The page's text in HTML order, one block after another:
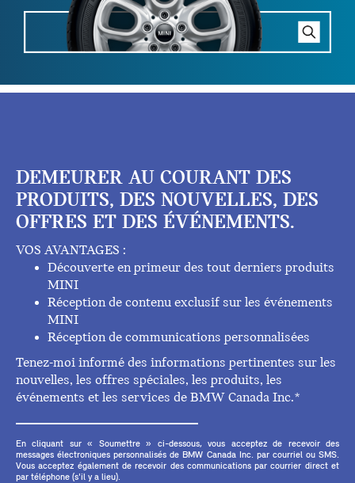
DEMEURER AU COURANT DES
PRODUITS, DES NOUVELLES, DES
OFFRES ET DES ÉVÉNEMENTS.
VOS AVANTAGES :
Découverte en primeur des tout derniers produits
MINI
Réception de contenu exclusif sur les événements
MINI
Réception de communications personnalisées
Tenez-moi informé des informations pertinentes sur les
nouvelles, les offres spéciales, les produits, les
événements et les services de BMW Canada Inc.*
En cliquant sur « Soumettre » ci-dessous, vous acceptez de recevoir des
messages électroniques personnalisés de BMW Canada Inc. par courriel ou SMS.
Vous acceptez également de recevoir des communications par courrier direct et
par téléphone (s'il y a lieu).